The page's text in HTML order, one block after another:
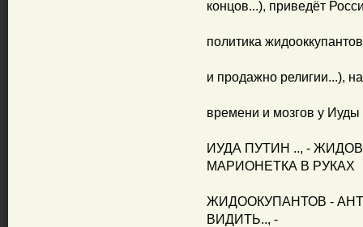
концов...), приведёт
политика
и продажно религии...),
времени и мозгов у Иуды
ИУДА ПУТИН .., -
МАРИОНЕТКА В РУКАХ
ЖИДООКУПАНТОВ -
ВИДИТЬ.., -